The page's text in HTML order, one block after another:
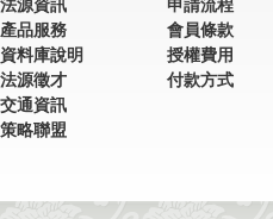
法源資訊
產品服務
資料庫說明
法源徵才
交通資訊
策略聯盟
申請流程
會員條款
授權費用
付款方式